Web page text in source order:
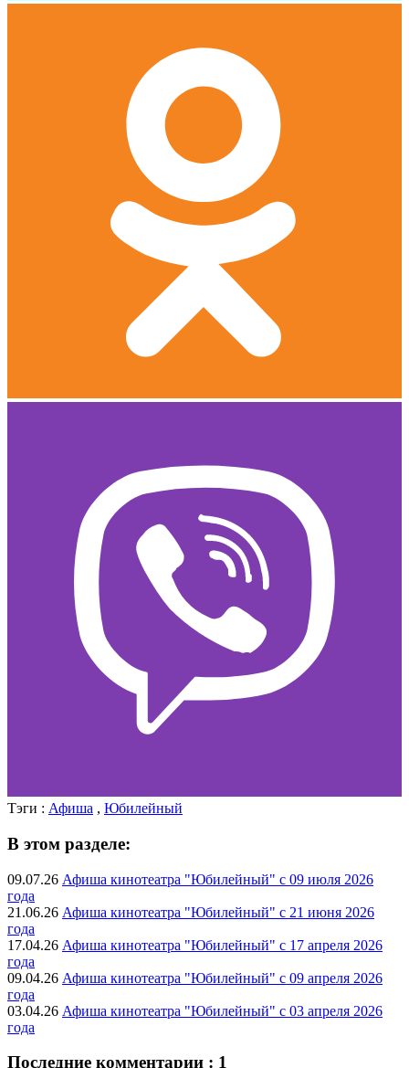
Тэги : Афиша , Юбилейный
В этом разделе:
09.07.26 Афиша кинотеатра "Юбилейный" c 09 июля 2026
года
21.06.26 Афиша кинотеатра "Юбилейный" c 21 июня 2026
года
17.04.26 Афиша кинотеатра "Юбилейный" c 17 апреля 2026
года
09.04.26 Афиша кинотеатра "Юбилейный" c 09 апреля 2026
года
03.04.26 Афиша кинотеатра "Юбилейный" c 03 апреля 2026
года
Последние комментарии : 1